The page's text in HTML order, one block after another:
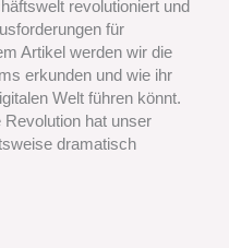
revolutioniert und
für
Artikel werden wir die
erkunden und wie ihr
Welt führen könnt.
Revolution hat unser
dramatisch